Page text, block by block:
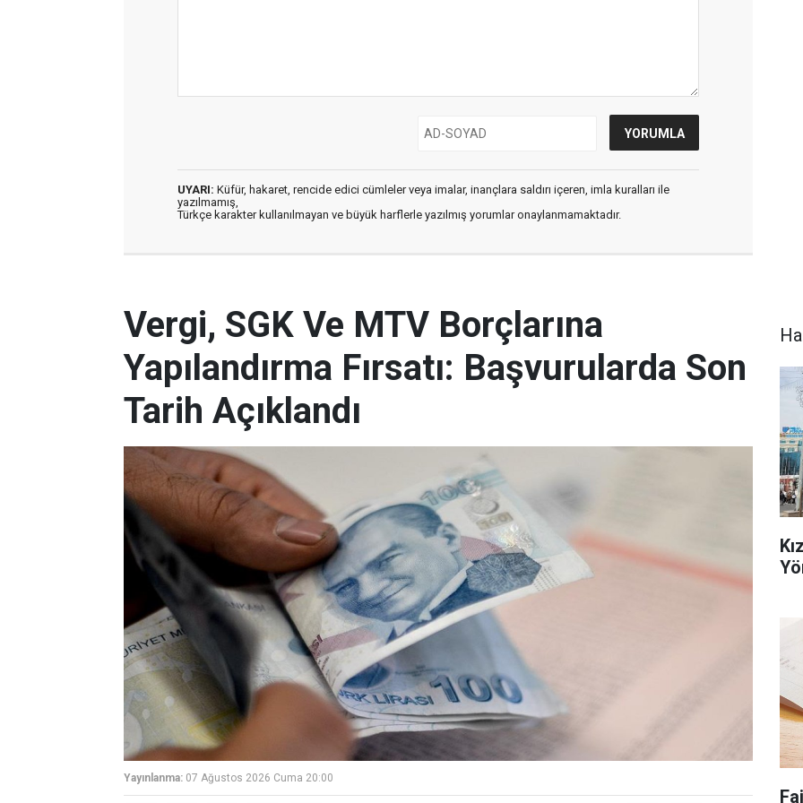
UYARI: Küfür, hakaret, rencide edici cümleler veya imalar, inançlara saldırı içeren, imla kuralları ile
yazılmamış,
Türkçe karakter kullanılmayan ve büyük harflerle yazılmış yorumlar onaylanmamaktadır.
Vergi, SGK Ve MTV Borçlarına
Yapılandırma Fırsatı: Başvurularda Son
Tarih Açıklandı
Yayınlanma: 07 Ağustos 2026 Cuma 20:00